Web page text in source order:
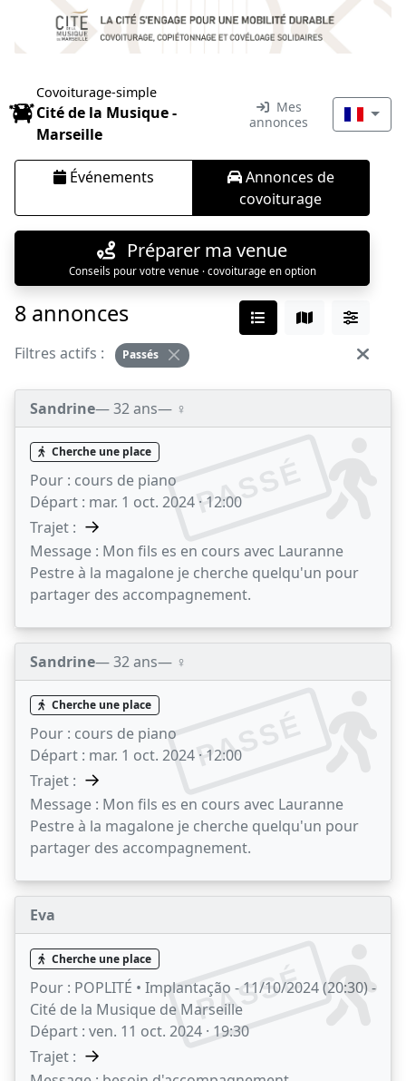
Covoiturage-simple
Cité de la Musique -
Marseille
Mes
annonces
Événements
Annonces de
covoiturage
Préparer ma venue
Conseils pour votre venue · covoiturage en option
8 annonces
Filtres actifs : Passés
Sandrine— 32 ans— ♀️
PASSÉ
Cherche une place
Pour : cours de piano
Départ : mar. 1 oct. 2024 · 12:00
Trajet : →
Message : Mon fils es en cours avec Lauranne
Pestre à la magalone je cherche quelqu'un pour
partager des accompagnement.
Sandrine— 32 ans— ♀️
PASSÉ
Cherche une place
Pour : cours de piano
Départ : mar. 1 oct. 2024 · 12:00
Trajet : →
Message : Mon fils es en cours avec Lauranne
Pestre à la magalone je cherche quelqu'un pour
partager des accompagnement.
Eva
PASSÉ
Cherche une place
Pour : POPLITÉ • Implantação - 11/10/2024 (20:30) -
Cité de la Musique de Marseille
Départ : ven. 11 oct. 2024 · 19:30
Trajet : →